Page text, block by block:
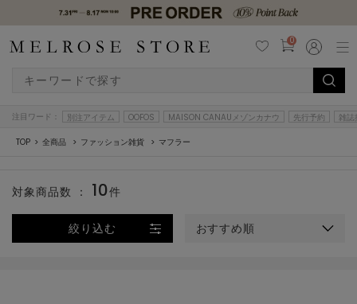
0
注目ワード： 別注アイテム OOFOS MAISON CANAUメゾンカナウ 先行予約 雑誌
TOP 全商品 ファッション雑貨 マフラー
絞り込む おすすめ順
対象商品数 ： 10件